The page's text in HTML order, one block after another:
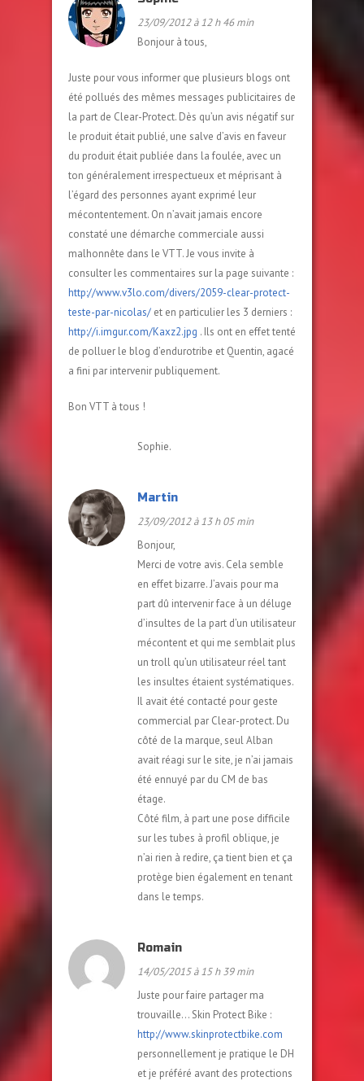
23/09/2012 à 12 h 46 min
Bonjour à tous,
Juste pour vous informer que plusieurs blogs ont
été pollués des mêmes messages publicitaires de
la part de Clear-Protect. Dès qu’un avis négatif sur
le produit était publié, une salve d’avis en faveur
du produit était publiée dans la foulée, avec un
ton généralement irrespectueux et méprisant à
l’égard des personnes ayant exprimé leur
mécontentement. On n’avait jamais encore
constaté une démarche commerciale aussi
malhonnête dans le VTT. Je vous invite à
consulter les commentaires sur la page suivante :
http://www.v3lo.com/divers/2059-clear-protect-
teste-par-nicolas/ et en particulier les 3 derniers :
http://i.imgur.com/Kaxz2.jpg . Ils ont en effet tenté
de polluer le blog d’endurotribe et Quentin, agacé
a fini par intervenir publiquement.
Bon VTT à tous !
Sophie.
Martin
23/09/2012 à 13 h 05 min
Bonjour,
Merci de votre avis. Cela semble
en effet bizarre. J’avais pour ma
part dû intervenir face à un déluge
d’insultes de la part d’un utilisateur
mécontent et qui me semblait plus
un troll qu’un utilisateur réel tant
les insultes étaient systématiques.
Il avait été contacté pour geste
commercial par Clear-protect. Du
côté de la marque, seul Alban
avait réagi sur le site, je n’ai jamais
été ennuyé par du CM de bas
étage.
Côté film, à part une pose difficile
sur les tubes à profil oblique, je
n’ai rien à redire, ça tient bien et ça
protège bien également en tenant
dans le temps.
Romain
14/05/2015 à 15 h 39 min
Juste pour faire partager ma
trouvaille… Skin Protect Bike :
http://www.skinprotectbike.com
personnellement je pratique le DH
et je préféré avant des protections